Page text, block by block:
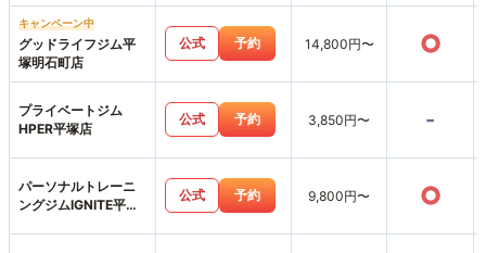
キャンペーン中
グッドライフジム平
塚明石町店
公式 予約 14,800円〜 ○
プライベートジム
HPER平塚店
公式 予約 3,850円〜 -
パーソナルトレーニ
ングジムIGNITE平塚
公式 予約 9,800円〜 ○